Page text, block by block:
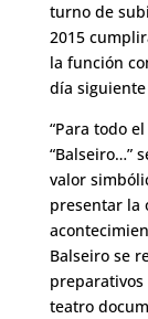
turno de
2015
la función
día siguiente
“Para todo
“Balseiro…”
valor
presentar la
Balseiro se
teatro